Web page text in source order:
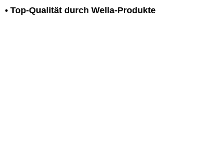
• Top-Qualität durch Wella-Produkte